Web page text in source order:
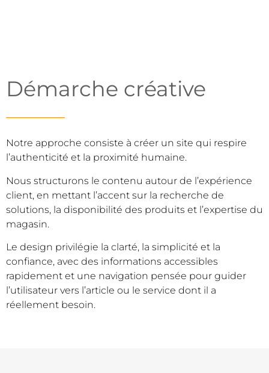
Démarche créative
Notre approche consiste à créer un site qui respire
l’authenticité et la proximité humaine.
Nous structurons le contenu autour de l’expérience
client, en mettant l’accent sur la recherche de
solutions, la disponibilité des produits et l’expertise du
magasin.
Le design privilégie la clarté, la simplicité et la
confiance, avec des informations accessibles
rapidement et une navigation pensée pour guider
l’utilisateur vers l’article ou le service dont il a
réellement besoin.